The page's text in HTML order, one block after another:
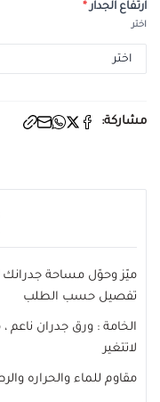
ارتفاع الجدار*
اختر
مشاركة:
ميّز وحوّل مساحة جدرانك
تفصيل حسب الطلب
الخامة : ورق جدران ناعم ،
لاتتغير
مقاوم للماء والحراره